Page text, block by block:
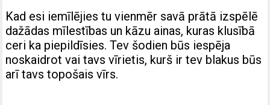
Kad esi iemīlējies tu vienmēr savā prātā izspēlē
dažādas mīlestības un kāzu ainas, kuras klusībā
ceri ka piepildīsies. Tev šodien būs iespēja
noskaidrot vai tavs vīrietis, kurš ir tev blakus būs
arī tavs topošais vīrs.